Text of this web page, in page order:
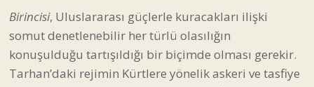
güçlerden, tersten küresel çapta bir güvenlik
talebinin sağlanması ve garantilenmesi yönünde
somut belirlemeler yapılmalıdır. Muğlaklık Kürtlere
kaybettirir.